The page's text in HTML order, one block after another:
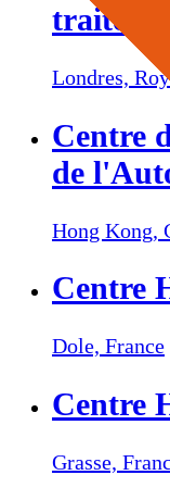
Londres,
Centre
de
Hong Kong,
Centre
Dole, France
Centre
Grasse,